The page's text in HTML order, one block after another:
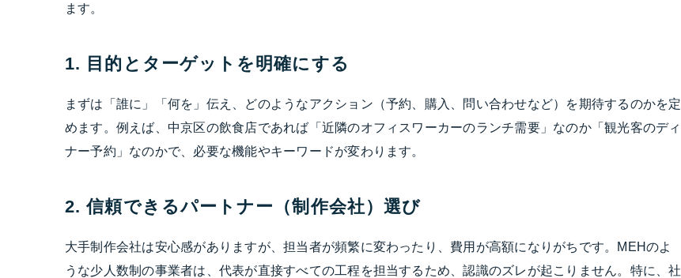
ます。
1. 目的とターゲットを明確にする
まずは「誰に」「何を」伝え、どのようなアクション（予約、購入、問い合わせなど）を期待するのかを定
めます。例えば、中京区の飲食店であれば「近隣のオフィスワーカーのランチ需要」なのか「観光客のディ
ナー予約」なのかで、必要な機能やキーワードが変わります。
2. 信頼できるパートナー（制作会社）選び
大手制作会社は安心感がありますが、担当者が頻繁に変わったり、費用が高額になりがちです。MEHのよ
うな少人数制の事業者は、代表が直接すべての工程を担当するため、認識のズレが起こりません。特に、社